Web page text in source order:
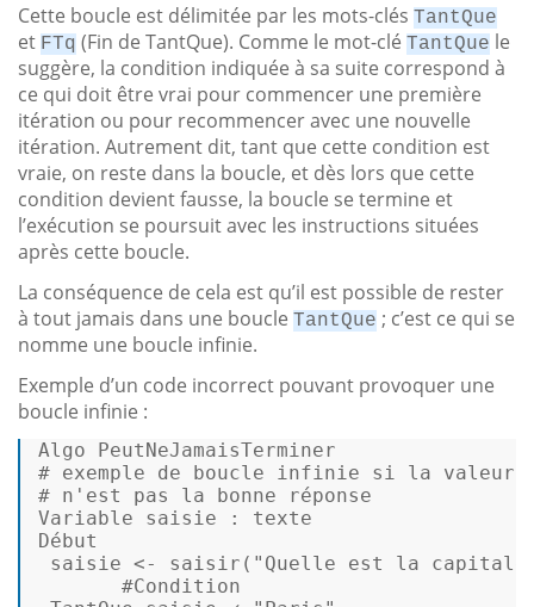
Cette boucle est délimitée par les mots-clés TantQue
et FTq (Fin de TantQue). Comme le mot-clé TantQue le
suggère, la condition indiquée à sa suite correspond à
ce qui doit être vrai pour commencer une première
itération ou pour recommencer avec une nouvelle
itération. Autrement dit, tant que cette condition est
vraie, on reste dans la boucle, et dès lors que cette
condition devient fausse, la boucle se termine et
l’exécution se poursuit avec les instructions situées
après cette boucle.
La conséquence de cela est qu’il est possible de rester
à tout jamais dans une boucle TantQue ; c’est ce qui se
nomme une boucle infinie.
Exemple d’un code incorrect pouvant provoquer une
boucle infinie :
# exemple de boucle infinie si la
# n'est pas la bonne réponse
Variable saisie : texte
Début
saisie <- saisir( "Quelle est la capitale
#Condition